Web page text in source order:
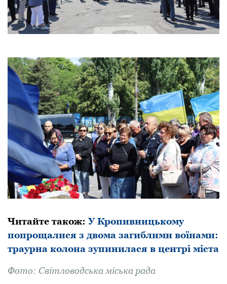
Читайте такoж:У Кропивницькому
попрощалися з двома загиблими воїнами:
траурна колона зупинилася в центрі міста
Фoтo: Світловодська міська рада